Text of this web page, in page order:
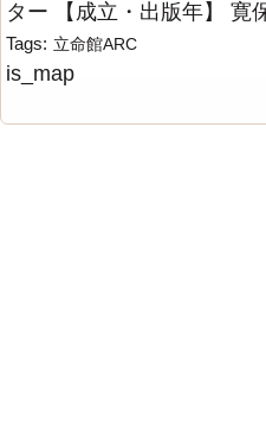
ター 【成立・出版年】 寛
Tags: 立命館ARC
is_map